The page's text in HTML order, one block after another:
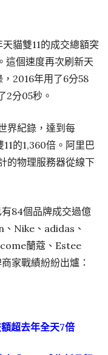
貓雙11的成交總額突
這個速度再次刷新天
2016年用了6分58
2分05秒。
界紀錄，達到每
的1,360倍。阿里巴
的物理服務器從線下
84個品牌成交過億
Nike、adidas、
蘭蔻、Estee
家戰績紛紛出爐：
超去年全天7倍